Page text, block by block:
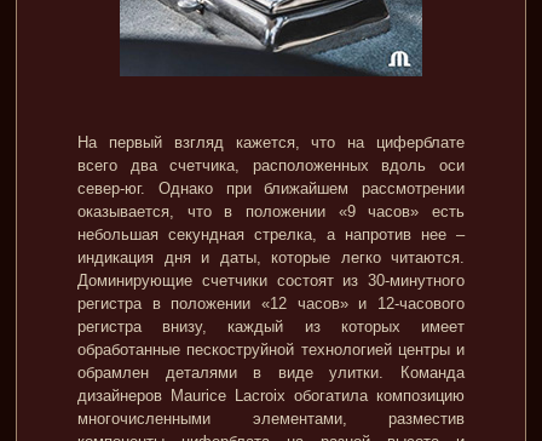
На первый взгляд кажется, что на циферблате
всего два счетчика, расположенных вдоль оси
север-юг. Однако при ближайшем рассмотрении
оказывается, что в положении «9 часов» есть
небольшая секундная стрелка, а напротив нее –
индикация дня и даты, которые легко читаются.
Доминирующие счетчики состоят из 30-минутного
регистра в положении «12 часов» и 12-часового
регистра внизу, каждый из которых имеет
обработанные пескоструйной технологией центры и
обрамлен деталями в виде улитки. Команда
дизайнеров Maurice Lacroix обогатила композицию
многочисленными элементами, разместив